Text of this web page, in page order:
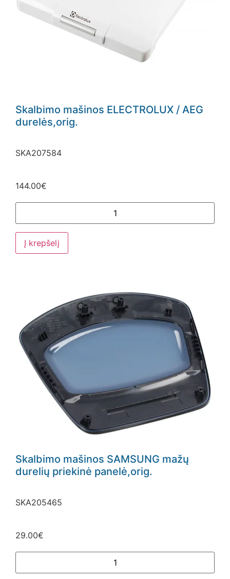
Skalbimo mašinos ELECTROLUX / AEG
durelės,orig.
SKA207584
144.00€
Į krepšelį
Skalbimo mašinos SAMSUNG mažų
durelių priekinė panelė,orig.
SKA205465
29.00€